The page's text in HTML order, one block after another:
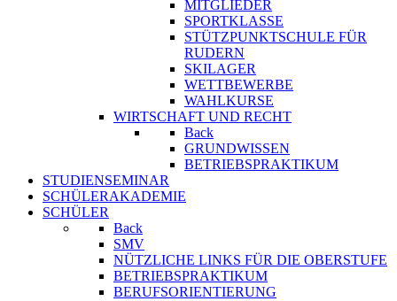
MITGLIEDER
SPORTKLASSE
STÜTZPUNKTSCHULE FÜR
RUDERN
SKILAGER
WETTBEWERBE
WAHLKURSE
WIRTSCHAFT UND RECHT
Back
GRUNDWISSEN
BETRIEBSPRAKTIKUM
STUDIENSEMINAR
SCHÜLERAKADEMIE
SCHÜLER
Back
SMV
NÜTZLICHE LINKS FÜR DIE OBERSTUFE
BETRIEBSPRAKTIKUM
BERUFSORIENTIERUNG